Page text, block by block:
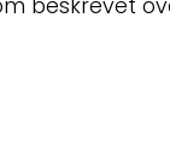
beskrevet